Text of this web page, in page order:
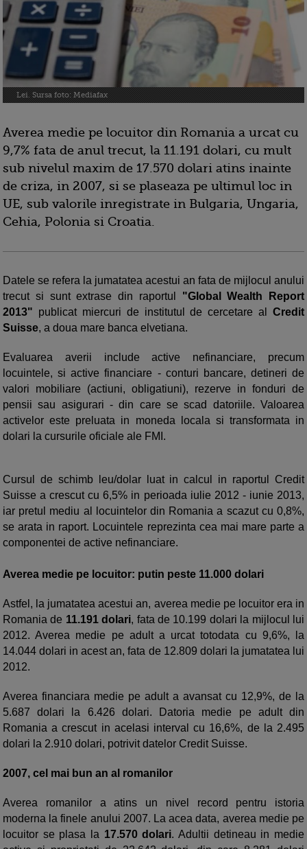
Lei. Sursa foto: Mediafax
Averea medie pe locuitor din Romania a urcat cu
9,7% fata de anul trecut, la 11.191 dolari, cu mult
sub nivelul maxim de 17.570 dolari atins inainte
de criza, in 2007, si se plaseaza pe ultimul loc in
UE, sub valorile inregistrate in Bulgaria, Ungaria,
Cehia, Polonia si Croatia.
Datele se refera la jumatatea acestui an fata de mijlocul anului
trecut si sunt extrase din raportul "Global Wealth Report
2013" publicat miercuri de institutul de cercetare al Credit
Suisse, a doua mare banca elvetiana.
Evaluarea averii include active nefinanciare, precum
locuintele, si active financiare - conturi bancare, detineri de
valori mobiliare (actiuni, obligatiuni), rezerve in fonduri de
pensii sau asigurari - din care se scad datoriile. Valoarea
activelor este preluata in moneda locala si transformata in
dolari la cursurile oficiale ale FMI.
Cursul de schimb leu/dolar luat in calcul in raportul Credit
Suisse a crescut cu 6,5% in perioada iulie 2012 - iunie 2013,
iar pretul mediu al locuintelor din Romania a scazut cu 0,8%,
se arata in raport. Locuintele reprezinta cea mai mare parte a
componentei de active nefinanciare.
Averea medie pe locuitor: putin peste 11.000 dolari
Astfel, la jumatatea acestui an, averea medie pe locuitor era in
Romania de 11.191 dolari, fata de 10.199 dolari la mijlocul lui
2012. Averea medie pe adult a urcat totodata cu 9,6%, la
14.044 dolari in acest an, fata de 12.809 dolari la jumatatea lui
2012.
Averea financiara medie pe adult a avansat cu 12,9%, de la
5.687 dolari la 6.426 dolari. Datoria medie pe adult din
Romania a crescut in acelasi interval cu 16,6%, de la 2.495
dolari la 2.910 dolari, potrivit datelor Credit Suisse.
2007, cel mai bun an al romanilor
Averea romanilor a atins un nivel record pentru istoria
moderna la finele anului 2007. La acea data, averea medie pe
locuitor se plasa la 17.570 dolari. Adultii detineau in medie